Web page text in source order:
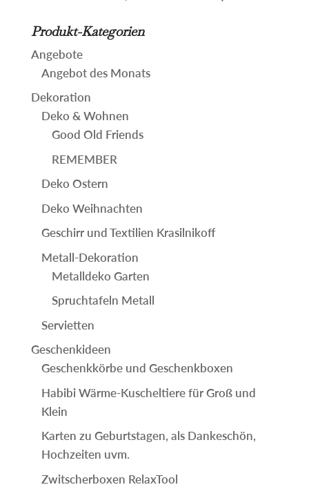
Produkt-Kategorien
Angebote
Angebot des Monats
Dekoration
Deko & Wohnen
Good Old Friends
REMEMBER
Deko Ostern
Deko Weihnachten
Geschirr und Textilien Krasilnikoff
Metall-Dekoration
Metalldeko Garten
Spruchtafeln Metall
Servietten
Geschenkideen
Geschenkkörbe und Geschenkboxen
Habibi Wärme-Kuscheltiere für Groß und
Klein
Karten zu Geburtstagen, als Dankeschön,
Hochzeiten uvm.
Zwitscherboxen RelaxTool